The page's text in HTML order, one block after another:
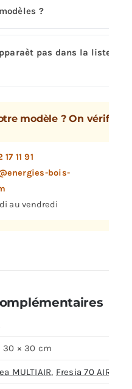
?
pas dans la liste,
modèle ? On vérifie
11 91
bois-
au vendredi
30 × 30 cm
MULTIAIR, Fresia 70 AIR 9 S1